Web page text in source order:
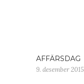
AFFÄRSDAG
9. desember 2015